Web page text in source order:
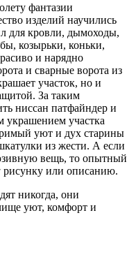
фантазии
изделий научились
для кровли, дымоходы,
козырьки, коньки,
и нарядно
и сварные ворота из
участок, но и
За таким
ниссан патфайндер и
украшением участка
уют и дух старины
из жести. А если
вещь, то опытный
рисунку или описанию.
никогда, они
уют, комфорт и